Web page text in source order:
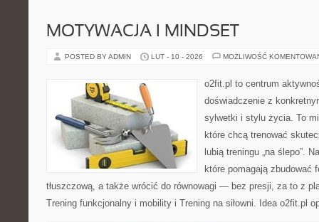
MOTYWACJA I MINDSET
POSTED BY ADMIN LUT - 10 - 2026 MOŻLIWOŚĆ
o2fit.pl to centrum
doświadczenie z
sylwetki i stylu życia. To
które chcą trenować
lubią treningu „na ślepo”.
które pomagają zbudować
tłuszczową, a także wrócić do równowagi — bez presji, za to z
Trening funkcjonalny i mobility i Trening na siłowni. Idea o2fit.pl